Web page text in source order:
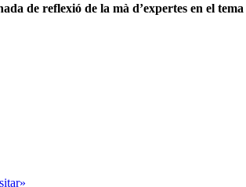
de reflexió de la mà d’expertes en el tema